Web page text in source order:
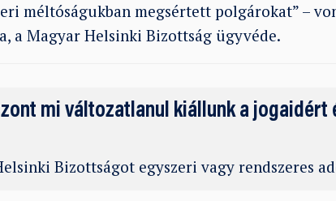
méltóságukban megsértett polgárokat” –
a Magyar Helsinki Bizottság ügyvéde.
mi változatlanul kiállunk a jogaidért
Bizottságot egyszeri vagy rendszeres